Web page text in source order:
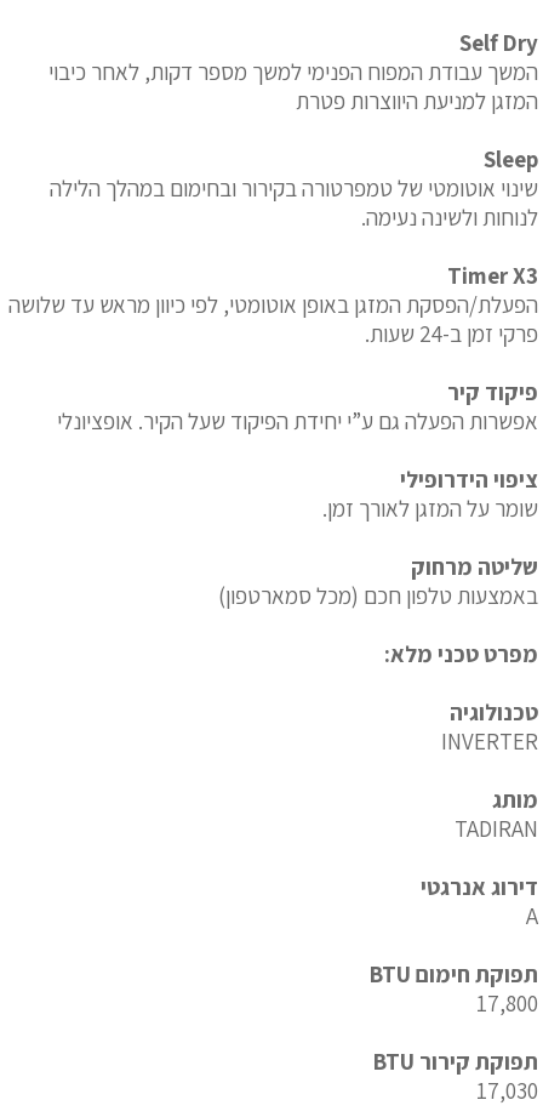
Self Dry
המשך עבודת המפוח הפנימי למשך מספר דקות, לאחר כיבוי
המזגן למניעת היווצרות פטרת
Sleep
שינוי אוטומטי של טמפרטורה בקירור ובחימום במהלך הלילה
לנוחות ולשינה נעימה.
Timer X3
הפעלת/הפסקת המזגן באופן אוטומטי, לפי כיוון מראש עד שלושה
פרקי זמן ב-24 שעות.
פיקוד קיר
אפשרות הפעלה גם ע”י יחידת הפיקוד שעל הקיר. אופציונלי
ציפוי הידרופילי
שומר על המזגן לאורך זמן.
שליטה מרחוק
באמצעות טלפון חכם (מכל סמארטפון)
מפרט טכני מלא:
טכנולוגיה
INVERTER
מותג
TADIRAN
דירוג אנרגטי
A
תפוקת חימום BTU
17,800
תפוקת קירור BTU
17,030